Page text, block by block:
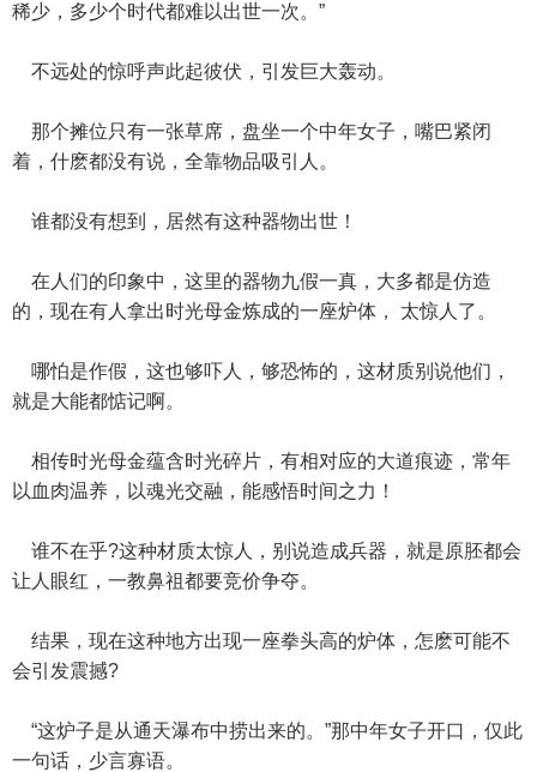
稀少，多少个时代都难以出世一次。”
不远处的惊呼声此起彼伏，引发巨大轰动。
那个摊位只有一张草席，盘坐一个中年女子，嘴巴紧闭
着，什麽都没有说，全靠物品吸引人。
谁都没有想到，居然有这种器物出世！
在人们的印象中，这里的器物九假一真，大多都是仿造
的，现在有人拿出时光母金炼成的一座炉体， 太惊人了。
哪怕是作假，这也够吓人，够恐怖的，这材质别说他们，
就是大能都惦记啊。
相传时光母金蕴含时光碎片，有相对应的大道痕迹，常年
以血肉温养，以魂光交融，能感悟时间之力！
谁不在乎?这种材质太惊人，别说造成兵器，就是原胚都会
让人眼红，一教鼻祖都要竞价争夺。
结果，现在这种地方出现一座拳头高的炉体，怎麽可能不
会引发震撼?
“这炉子是从通天瀑布中捞出来的。”那中年女子开口，仅此
一句话，少言寡语。